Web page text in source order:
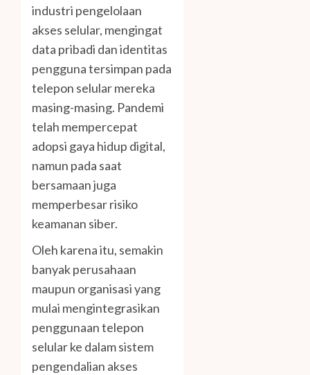
industri pengelolaan
akses selular, mengingat
data pribadi dan identitas
pengguna tersimpan pada
telepon selular mereka
masing-masing. Pandemi
telah mempercepat
adopsi gaya hidup digital,
namun pada saat
bersamaan juga
memperbesar risiko
keamanan siber.
Oleh karena itu, semakin
banyak perusahaan
maupun organisasi yang
mulai mengintegrasikan
penggunaan telepon
selular ke dalam sistem
pengendalian akses